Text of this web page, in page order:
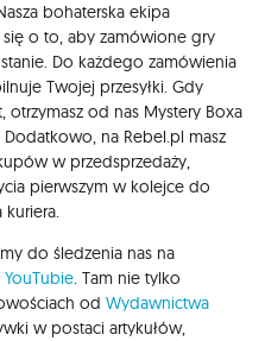
bohaterska ekipa
o to, aby zamówione gry
Do każdego zamówienia
Twojej przesyłki. Gdy
od nas Mystery Boxa
Dodatkowo, na Rebel.pl masz
w przedsprzedaży,
pierwszym w kolejce do
kuriera.
do śledzenia nas na
YouTubie. Tam nie tylko
od Wydawnictwa
w postaci artykułów,